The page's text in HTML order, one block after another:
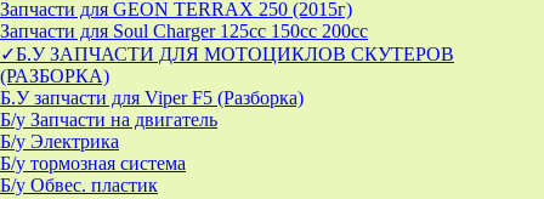
Запчасти для GEON TERRAX 250 (2015г)
Запчасти для Soul Charger 125сс 150cc 200сс
✓Б.У ЗАПЧАСТИ ДЛЯ МОТОЦИКЛОВ СКУТЕРОВ
(РАЗБОРКА)
Б.У запчасти для Viper F5 (Разборка)
Б/у Запчасти на двигатель
Б/у Электрика
Б/у тормозная система
Б/у Обвес. пластик